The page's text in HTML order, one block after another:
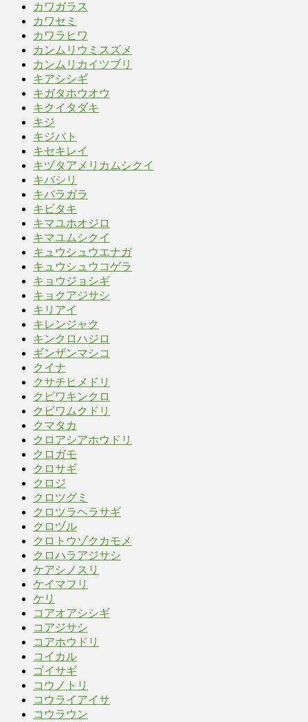
カワガラス
カワセミ
カワラヒワ
カンムリウミスズメ
カンムリカイツブリ
キアシシギ
キガタホウオウ
キクイタダキ
キジ
キジバト
キセキレイ
キヅタアメリカムシクイ
キバシリ
キバラガラ
キビタキ
キマユホオジロ
キマユムシクイ
キュウシュウエナガ
キュウシュウコゲラ
キョウジョシギ
キョクアジサシ
キリアイ
キレンジャク
キンクロハジロ
ギンザンマシコ
クイナ
クサチヒメドリ
クビワキンクロ
クビワムクドリ
クマタカ
クロアシアホウドリ
クロガモ
クロサギ
クロジ
クロツグミ
クロツラヘラサギ
クロヅル
クロトウゾクカモメ
クロハラアジサシ
ケアシノスリ
ケイマフリ
ケリ
コアオアシシギ
コアジサシ
コアホウドリ
コイカル
ゴイサギ
コウノトリ
コウライアイサ
コウラウン